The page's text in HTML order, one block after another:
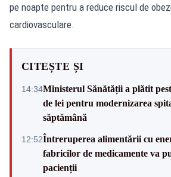
pe noapte pentru a reduce riscul de
cardiovasculare.
CITEȘTE ȘI
14:34Ministerul Sănătății a plătit
de lei pentru modernizarea
săptămână
12:52Întreruperea alimentării cu
fabricilor de medicamente va
pacienții